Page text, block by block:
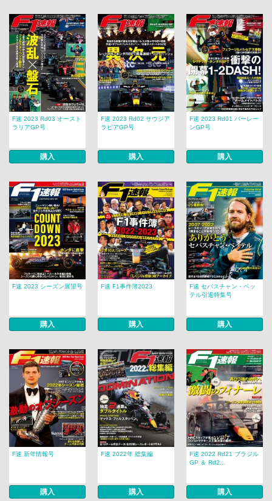
F速 2023 Rd03 オースト
ラリアGP号
購入
F速 2023 Rd02 サウジア
ラビアGP号
購入
F速 2023 Rd01 バーレー
ンGP号
購入
F速 2023 シーズン展望号
購入
F速 F1事件簿2023
購入
F速 セバスチャン・ベッ
テル引退特集号
購入
F速 新年情報号
購入
F速 2022年 総集編
購入
F速 2022 Rd21 ブラジル
GP ＆ Rd2...
購入